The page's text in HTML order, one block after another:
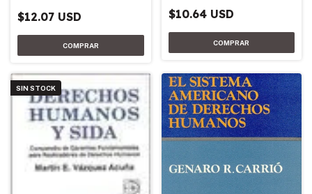
$12.07 USD $10.64 USD
SIN STOCK